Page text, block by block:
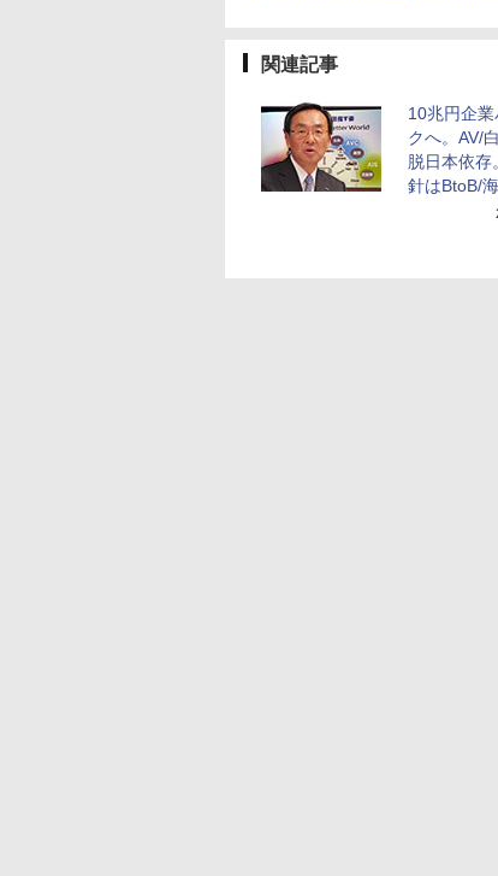
関連記事
10兆円企
クへ。AV/
脱日本依存
針はBtoB/